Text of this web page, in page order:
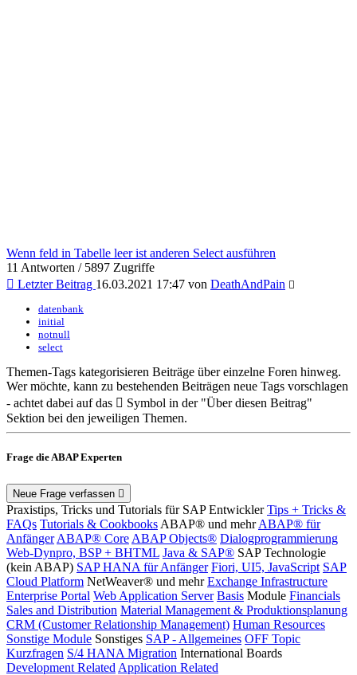
Wenn feld in Tabelle leer ist anderen Select ausführen
11 Antworten / 5897 Zugriffe
Letzter Beitrag 16.03.2021 17:47 von DeathAndPain
datenbank
initial
notnull
select
Themen-Tags kategorisieren Beiträge über einzelne Foren hinweg.
Wer möchte, kann zu bestehenden Beiträgen neue Tags vorschlagen
- achtet dabei auf das
Symbol in der "Über diesen Beitrag"
Sektion bei den jeweiligen Themen.
Frage die ABAP Experten
Neue Frage verfassen
Praxistips, Tricks und Tutorials für SAP Entwickler Tips + Tricks &
FAQs Tutorials & Cookbooks ABAP® und mehr ABAP® für
Anfänger ABAP® Core ABAP Objects® Dialogprogrammierung
Web-Dynpro, BSP + BHTML Java & SAP® SAP Technologie
(kein ABAP) SAP HANA für Anfänger Fiori, UI5, JavaScript SAP
Cloud Platform NetWeaver® und mehr Exchange Infrastructure
Enterprise Portal Web Application Server Basis Module Financials
Sales and Distribution Material Management & Produktionsplanung
CRM (Customer Relationship Management) Human Resources
Sonstige Module Sonstiges SAP - Allgemeines OFF Topic
Kurzfragen S/4 HANA Migration International Boards
Development Related Application Related